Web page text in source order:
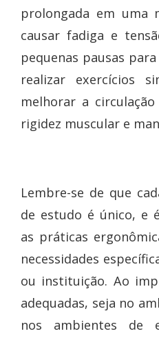
prolongada em uma
causar fadiga e
pequenas pausas
realizar exercícios
melhorar a
rigidez muscular e
Lembre-se de que
de estudo é único, e
as práticas
necessidades
ou instituição. Ao
adequadas, seja no
nos ambientes de